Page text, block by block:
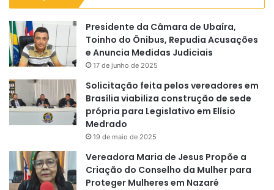
Presidente da Câmara de Ubaíra,
Toinho do Ônibus, Repudia Acusações
e Anuncia Medidas Judiciais
17 de junho de 2025
Solicitação feita pelos vereadores em
Brasília viabiliza construção de sede
própria para Legislativo em Elísio
Medrado
19 de maio de 2025
Vereadora Maria de Jesus Propõe a
Criação do Conselho da Mulher para
Proteger Mulheres em Nazaré